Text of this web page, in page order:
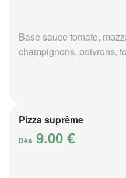
Base sauce tomate,
champignons, poivrons,
Pizza suprême
Dès 9.00 €